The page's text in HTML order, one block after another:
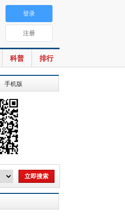
科普 排行
登录
注册
手机版